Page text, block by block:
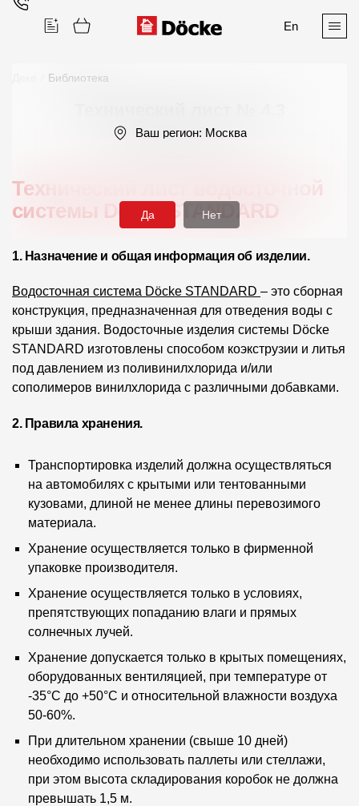
En
Сайдинг
Софиты
Фасадные панели
Комплектующие для фасадов
Пленки и мембраны
Мягкая кровля
Однослойная черепица
Комплектующие к кровле
Водостоки
Пластиковые водосточные системы
Металлические водосточные системы
Водосборник
Библиотека
Редакция 02.2024
Технический лист водосточной
системы Döcke STANDARD
1. Назначение и общая информация об изделии.
Водосточная система Döcke STANDARD – это сборная
конструкция, предназначенная для отведения воды с
крыши здания. Водосточные изделия системы Döcke
STANDARD изготовлены способом коэкструзии и литья
под давлением из поливинилхлорида и/или
сополимеров винилхлорида с различными добавками.
2. Правила хранения.
Транспортировка изделий должна осуществляться
на автомобилях с крытыми или тентованными
кузовами, длиной не менее длины перевозимого
материала.
Хранение осуществляется только в фирменной
упаковке производителя.
Хранение осуществляется только в условиях,
препятствующих попаданию влаги и прямых
солнечных лучей.
Хранение допускается только в крытых помещениях,
оборудованных вентиляцией, при температуре от
-35°С до +50°С и относительной влажности воздуха
50-60%.
При длительном хранении (свыше 10 дней)
необходимо использовать паллеты или стеллажи,
при этом высота складирования коробок не должна
превышать 1,5 м.
Ваш регион: Москва
Да Нет